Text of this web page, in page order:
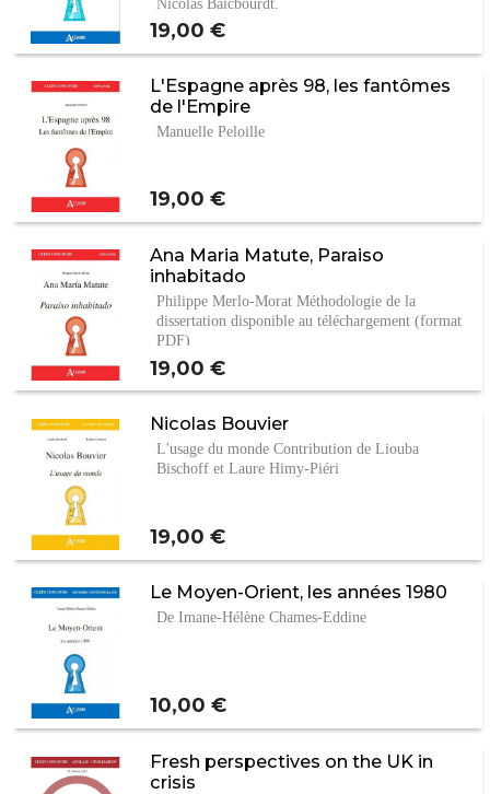
Prix
19,00 €
L'Espagne après 98, les fantômes
de l'Empire
Manuelle Peloille
Prix
19,00 €
Ana Maria Matute, Paraiso
inhabitado
Philippe Merlo-Morat Méthodologie de la
dissertation disponible au téléchargement (format
PDF)
Prix
19,00 €
Nicolas Bouvier
L'usage du monde Contribution de Liouba
Bischoff et Laure Himy-Piéri
Prix
19,00 €
Le Moyen-Orient, les années 1980
De Imane-Hélène Chames-Eddine
Prix
10,00 €
Fresh perspectives on the UK in
crisis